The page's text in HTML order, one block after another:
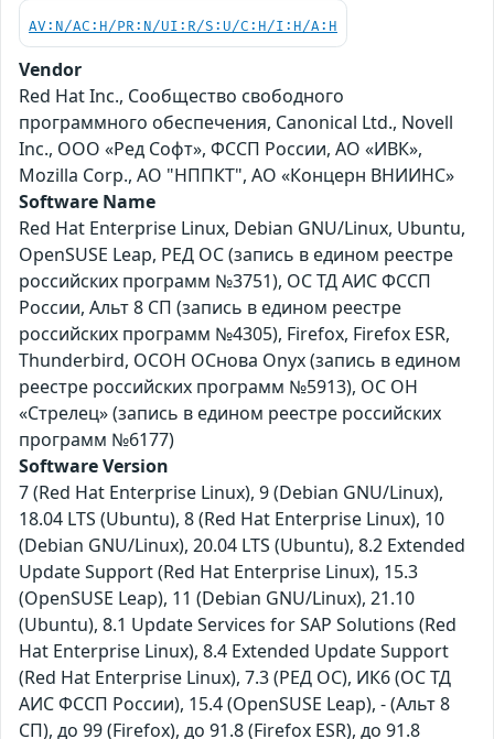
AV:N/AC:H/PR:N/UI:R/S:U/C:H/I:H/A:H
Vendor
Red Hat Inc., Сообщество свободного
программного обеспечения, Canonical Ltd., Novell
Inc., ООО «Ред Софт», ФССП России, АО «ИВК»,
Mozilla Corp., АО "НППКТ", АО «Концерн ВНИИНС»
Software Name
Red Hat Enterprise Linux, Debian GNU/Linux, Ubuntu,
OpenSUSE Leap, РЕД ОС (запись в едином реестре
российских программ №3751), ОС ТД АИС ФССП
России, Альт 8 СП (запись в едином реестре
российских программ №4305), Firefox, Firefox ESR,
Thunderbird, ОСОН ОСнова Оnyx (запись в едином
реестре российских программ №5913), ОС ОН
«Стрелец» (запись в едином реестре российских
программ №6177)
Software Version
7 (Red Hat Enterprise Linux), 9 (Debian GNU/Linux),
18.04 LTS (Ubuntu), 8 (Red Hat Enterprise Linux), 10
(Debian GNU/Linux), 20.04 LTS (Ubuntu), 8.2 Extended
Update Support (Red Hat Enterprise Linux), 15.3
(OpenSUSE Leap), 11 (Debian GNU/Linux), 21.10
(Ubuntu), 8.1 Update Services for SAP Solutions (Red
Hat Enterprise Linux), 8.4 Extended Update Support
(Red Hat Enterprise Linux), 7.3 (РЕД ОС), ИК6 (ОС ТД
АИС ФССП России), 15.4 (OpenSUSE Leap), - (Альт 8
СП), до 99 (Firefox), до 91.8 (Firefox ESR), до 91.8